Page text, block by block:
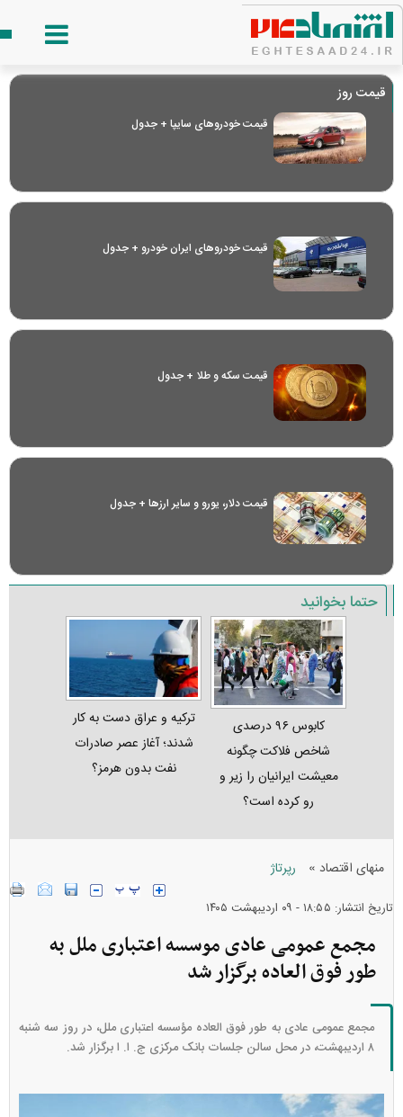
قیمت روز
قیمت خودرو‌های سایپا + جدول
قیمت خودرو‌های ایران خودرو + جدول
قیمت سکه و طلا + جدول
قیمت دلار، یورو و سایر ارز‌ها + جدول
حتما بخوانید
کابوس ۹۶ درصدی
شاخص فلاکت چگونه
معیشت ایرانیان را زیر و
رو کرده است؟
ترکیه و عراق دست به کار
شدند؛ آغاز عصر صادرات
نفت بدون هرمز؟
منهای اقتصاد » رپرتاژ
تاریخ انتشار: ۱۸:۵۵ - ۰۹ ارديبهشت ۱۴۰۵
مجمع عمومی عادی موسسه اعتباری ملل به
طور فوق العاده برگزار شد
مجمع عمومی عادی به طور فوق العاده مؤسسه اعتباری ملل، در روز سه شنبه
۸ اردیبهشت، در محل سالن جلسات بانک مرکزی ج. ا. ا برگزار شد.